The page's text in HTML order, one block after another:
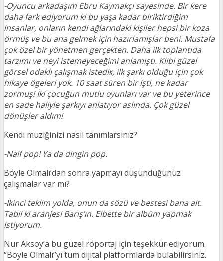
-Oyuncu arkadaşım Ebru Kaymakçı sayesinde. Bir kere
daha fark ediyorum ki bu yaşa kadar biriktirdiğim
insanlar, onların kendi ağlarındaki kişiler hepsi bir koza
örmüş ve bu ana gelmek için hazırlamışlar beni. Mustafa
çok özel bir yönetmen gerçekten. Daha ilk toplantıda
tarzımı ve neyi istemeyeceğimi anlamıştı. Klibi güzel
görsel odaklı çalışmak istedik, ilk şarkı olduğu için çok
hikaye ögeleri yok. 10 saat süren bir işti, ne kadar
zormuş! İki çocuğun mutlu oyunları var ve bu yeterince
en sade haliyle şarkıyı anlatıyor aslında. Çok güzel
dönüşler aldım!
Kendi müziğinizi nasıl tanımlarsınız?
-Naif pop! Ya da dingin pop.
Böyle Olmalı’dan sonra yapmayı düşündüğünüz
çalışmalar var mı?
-İkinci teklim yolda, onun da sözü ve bestesi bana ait.
Tabii ki aranjesi Barış’ın. Elbette bir albüm yapmak
istiyorum.
Nur Aksoy’a bu güzel röportaj için teşekkür ediyorum.
“Böyle Olmalı”yı tüm dijital platformlarda bulabilirsiniz.